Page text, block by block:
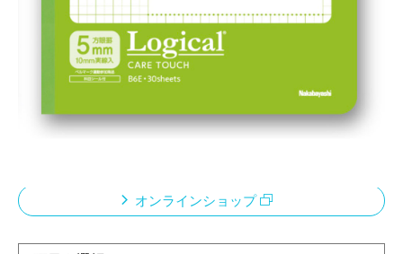
メーカー希望小売価格：
+ 税
表紙の印刷に銀系無機抗ウイルス剤を配合しています。
清潔を重視する方・共有使用に最適です。
オンラインショップ